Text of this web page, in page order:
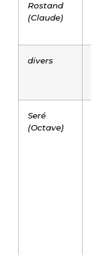
Rostand
(Claude)
divers
Seré
(Octave)